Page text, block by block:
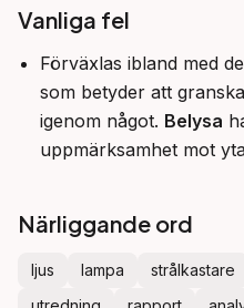
Vanliga fel
Förväxlas ibland med
som betyder att
igenom något. Belysa
uppmärksamhet mot
Närliggande ord
ljus lampa strålkastare